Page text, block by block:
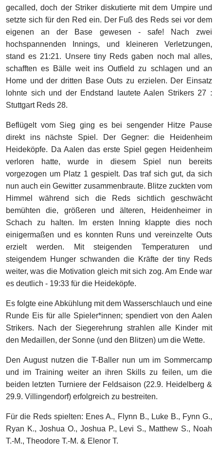
gecalled, doch der Striker diskutierte mit dem Umpire und
setzte sich für den Red ein. Der Fuß des Reds sei vor dem
eigenen an der Base gewesen - safe! Nach zwei
hochspannenden Innings, und kleineren Verletzungen,
stand es 21:21. Unsere tiny Reds gaben noch mal alles,
schafften es Bälle weit ins Outfield zu schlagen und an
Home und der dritten Base Outs zu erzielen. Der Einsatz
lohnte sich und der Endstand lautete Aalen Strikers 27 :
Stuttgart Reds 28.
Beflügelt vom Sieg ging es bei sengender Hitze Pause
direkt ins nächste Spiel. Der Gegner: die Heidenheim
Heideköpfe. Da Aalen das erste Spiel gegen Heidenheim
verloren hatte, wurde in diesem Spiel nun bereits
vorgezogen um Platz 1 gespielt. Das traf sich gut, da sich
nun auch ein Gewitter zusammenbraute. Blitze zuckten vom
Himmel während sich die Reds sichtlich geschwächt
bemühten die, größeren und älteren, Heidenheimer in
Schach zu halten. Im ersten Inning klappte dies noch
einigermaßen und es konnten Runs und vereinzelte Outs
erzielt werden. Mit steigenden Temperaturen und
steigendem Hunger schwanden die Kräfte der tiny Reds
weiter, was die Motivation gleich mit sich zog. Am Ende war
es deutlich - 19:33 für die Heideköpfe.
Es folgte eine Abkühlung mit dem Wasserschlauch und eine
Runde Eis für alle Spieler*innen; spendiert von den Aalen
Strikers. Nach der Siegerehrung strahlen alle Kinder mit
den Medaillen, der Sonne (und den Blitzen) um die Wette.
Den August nutzen die T-Baller nun um im Sommercamp
und im Training weiter an ihren Skills zu feilen, um die
beiden letzten Turniere der Feldsaison (22.9. Heidelberg &
29.9. Villingendorf) erfolgreich zu bestreiten.
Für die Reds spielten: Enes A., Flynn B., Luke B., Fynn G.,
Ryan K., Joshua O., Joshua P., Levi S., Matthew S., Noah
T.-M., Theodore T.-M. & Elenor T.